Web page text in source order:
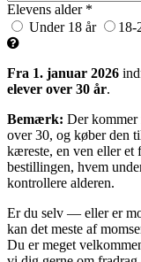
Elevens alder *
Under 18 år
18-
Fra 1. januar 2026
elever over 30 år.
Bemærk: Der kommer
over 30, og køber den
kæreste, en ven eller et
bestillingen, hvem
kontrollere alderen.
Er du selv — eller er
kan det meste af
Du er meget